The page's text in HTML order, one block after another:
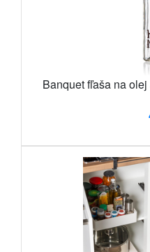
Banquet fľaša na